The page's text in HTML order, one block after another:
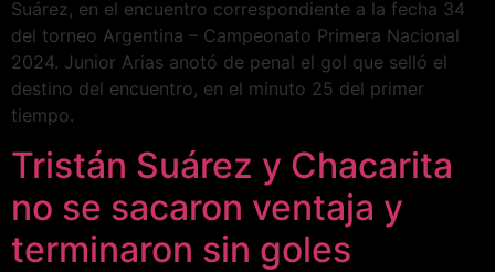
Suárez, en el encuentro correspondiente a la fecha 34
del torneo Argentina – Campeonato Primera Nacional
2024. Junior Arias anotó de penal el gol que selló el
destino del encuentro, en el minuto 25 del primer
tiempo.
Tristán Suárez y Chacarita
no se sacaron ventaja y
terminaron sin goles